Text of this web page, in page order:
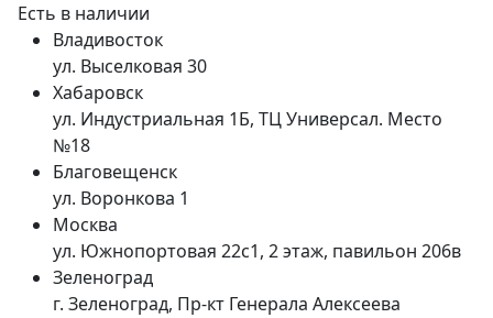
Есть в наличии
Владивосток
ул. Выселковая 30
Хабаровск
ул. Индустриальная 1Б, ТЦ Универсал. Место
№18
Благовещенск
ул. Воронкова 1
Москва
ул. Южнопортовая 22с1, 2 этаж, павильон 206в
Зеленоград
г. Зеленоград, Пр-кт Генерала Алексеева